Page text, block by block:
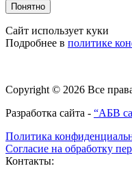
Понятно
Сайт использует куки
Подробнее в политике
Copyright © 2026 Все
Разработка сайта - “АБВ
Политика
Согласие на обработку
Контакты: